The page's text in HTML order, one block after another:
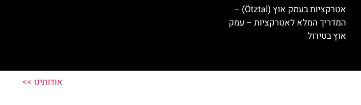
אטרקציות בעמק אוץ (Ötztal) –
המדריך המלא לאטרקציות – עמק
אוץ בטירול
אודותינו >>